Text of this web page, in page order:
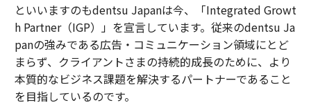
といいますのもdentsu Japanは今、「Integrated Growt
h Partner（IGP）」を宣言しています。従来のdentsu Ja
panの強みである広告・コミュニケーション領域にとど
まらず、クライアントさまの持続的成長のために、より
本質的なビジネス課題を解決するパートナーであること
を目指しているのです。